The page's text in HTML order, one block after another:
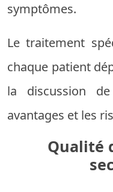
symptômes.
Le traitement
chaque patient
la discussion
avantages et les
Qualité